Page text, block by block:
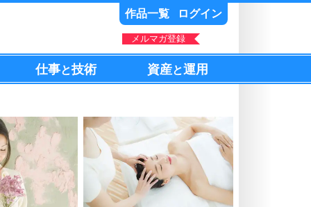
作品一覧 ログイン
メルマガ登録
仕事と技術 資産と運用